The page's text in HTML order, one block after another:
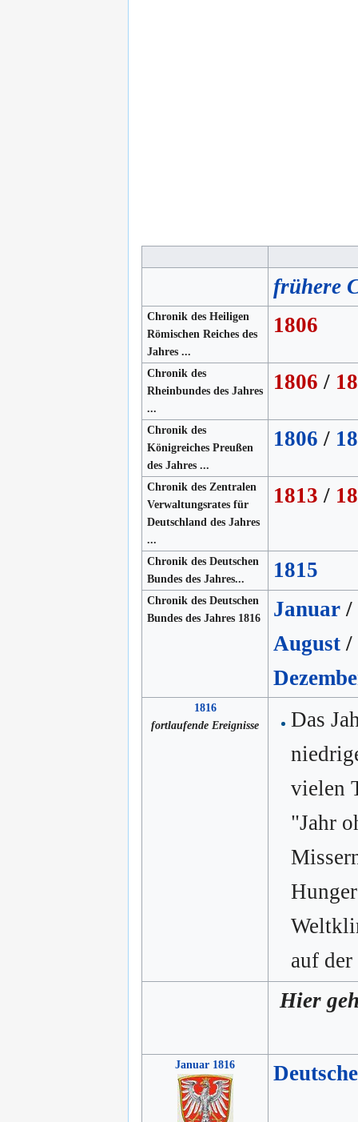
frühere
Chronik des Heiligen
Römischen Reiches des
Jahres ...
1806
Chronik des
Rheinbundes des Jahres
...
1806 /
Chronik des
Königreiches Preußen
des Jahres ...
1806 /
Chronik des Zentralen
Verwaltungsrates für
Deutschland des Jahres
...
1813 /
Chronik des Deutschen
Bundes des Jahres...
1815
Chronik des Deutschen
Bundes des Jahres 1816
Januar/
August/
1816
fortlaufende Ereignisse
Das
vielen
"Jahr
auf
Hier
Januar 1816